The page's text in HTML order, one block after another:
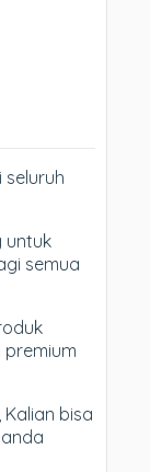
untuk
semua
bisa